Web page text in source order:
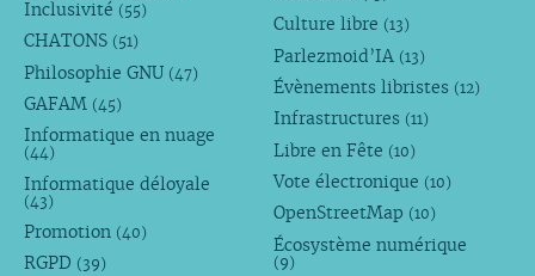
Inclusivité (55)
CHATONS (51)
Philosophie GNU (47)
GAFAM (45)
Informatique en nuage
(44)
Informatique déloyale
(43)
Promotion (40)
RGPD (39)
Culture libre (13)
Parlezmoid’IA (13)
Évènements libristes (12)
Infrastructures (11)
Libre en Fête (10)
Vote électronique (10)
OpenStreetMap (10)
Écosystème numérique
(9)